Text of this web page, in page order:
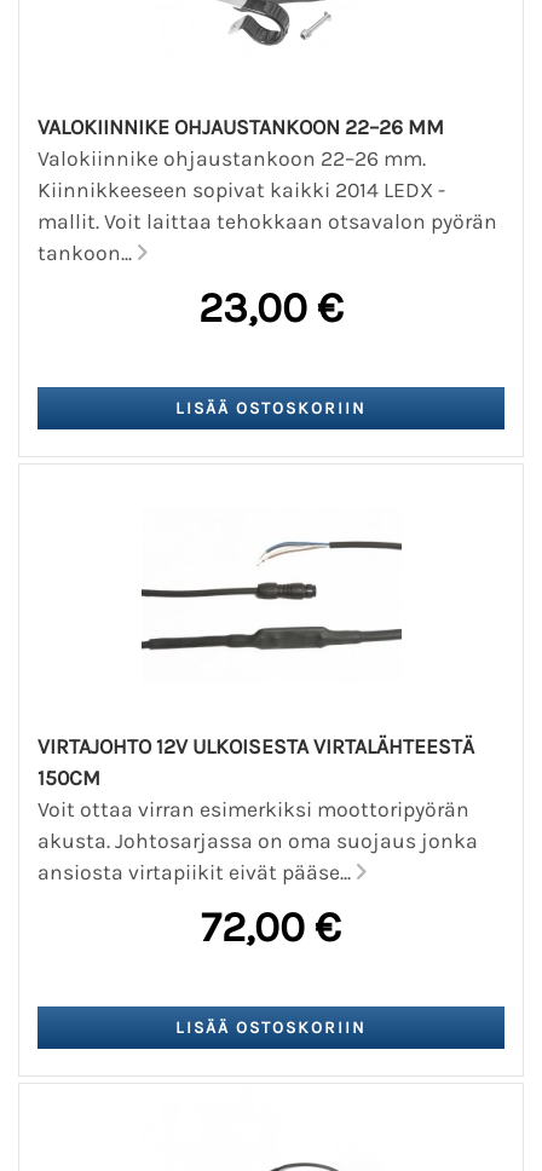
VALOKIINNIKE OHJAUSTANKOON 22–26 MM
Valokiinnike ohjaustankoon 22–26 mm.
Kiinnikkeeseen sopivat kaikki 2014 LEDX -
mallit. Voit laittaa tehokkaan otsavalon pyörän
tankoon...
23,00 €
VIRTAJOHTO 12V ULKOISESTA VIRTALÄHTEESTÄ
150CM
Voit ottaa virran esimerkiksi moottoripyörän
akusta. Johtosarjassa on oma suojaus jonka
ansiosta virtapiikit eivät pääse...
72,00 €